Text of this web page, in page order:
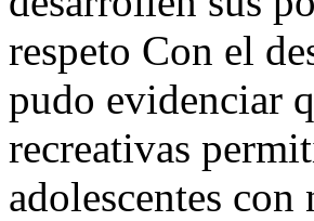
respeto Con el
pudo evidenciar
recreativas
adolescentes con